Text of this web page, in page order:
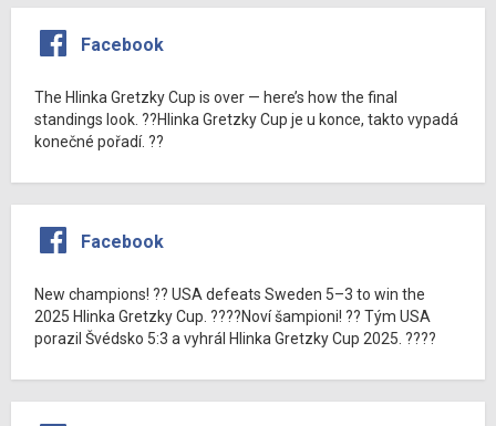
Facebook
The Hlinka Gretzky Cup is over — here’s how the final
standings look. ??Hlinka Gretzky Cup je u konce, takto vypadá
konečné pořadí. ??
Facebook
New champions! ?? USA defeats Sweden 5–3 to win the
2025 Hlinka Gretzky Cup. ????Noví šampioni! ?? Tým USA
porazil Švédsko 5:3 a vyhrál Hlinka Gretzky Cup 2025. ????